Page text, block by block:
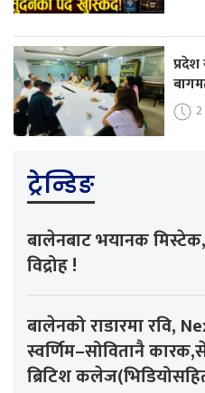
ट्रेन्डिङ
बालेनबाट भयानक मिस्टेक,
विद्रोह !
बालेनको राडारमा रवि,
स्वर्णिम–सोवितानै
ब्रिटिश